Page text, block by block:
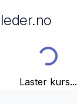
Laster kurs...